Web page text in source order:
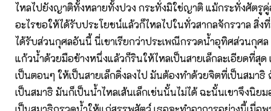
ไหลไปยังญาติทั้งหลายทั้งปวง กระทั่งมิใช่ญาติ แม้กระทั่งศัตรูคู่
อะไรขอให้ได้รับประโยชน์แล้วก็ไหลไปในทั่วสากลจักรวาล สิ่ง
ได้รับส่วนกุศลอันนี้ นี่เขาเรียกว่าประเพณีกรวดน้ำอุทิศส่วนกุศ
แก้วน้ำด้วยมือข้างหนึ่งแล้วก็รินให้ไหลเป็นสายเล็กละเอียดที่สุด
เป็นตอนๆ ให้เป็นสายเล็กดิ่งลงไป มันต้องทำด้วยจิตที่เป็นสมาธิ
เป็นสมาธิ มันก็เป็นน้ำไหลเส้นเล็กเช่นนั้นไม่ได้ ฉะนั้นเขาจึงนิย